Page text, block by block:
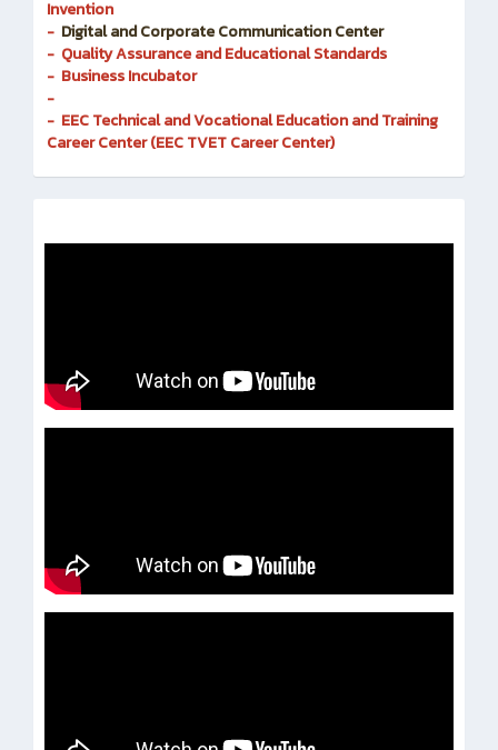
Invention
- Digital and Corporate Communication Center
- Quality Assurance and Educational Standards
- Business Incubator
-
- EEC Technical and Vocational Education and Training
Career Center (EEC TVET Career Center)